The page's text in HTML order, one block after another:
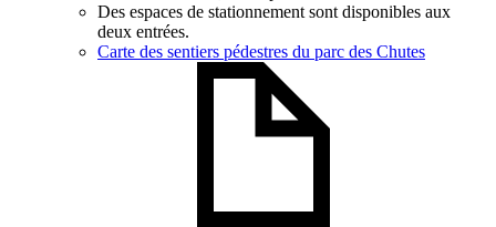
Des espaces de stationnement sont disponibles aux
deux entrées.
Carte des sentiers pédestres du parc des Chutes